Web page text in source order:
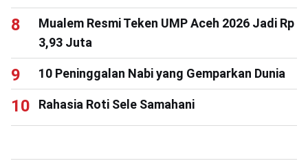
Mualem Resmi Teken UMP Aceh 2026 Jadi Rp
3,93 Juta
10 Peninggalan Nabi yang Gemparkan Dunia
Rahasia Roti Sele Samahani